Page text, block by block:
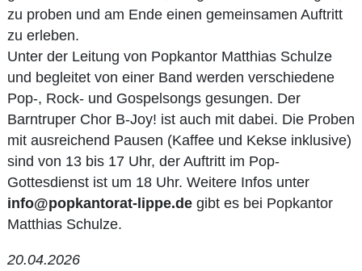
zu proben und am Ende einen gemeinsamen Auftritt
zu erleben.
Unter der Leitung von Popkantor Matthias Schulze
und begleitet von einer Band werden verschiedene
Pop-, Rock- und Gospelsongs gesungen. Der
Barntruper Chor B-Joy! ist auch mit dabei. Die Proben
mit ausreichend Pausen (Kaffee und Kekse inklusive)
sind von 13 bis 17 Uhr, der Auftritt im Pop-
Gottesdienst ist um 18 Uhr. Weitere Infos unter
info@popkantorat-lippe.degibt es bei Popkantor
Matthias Schulze.
20.04.2026